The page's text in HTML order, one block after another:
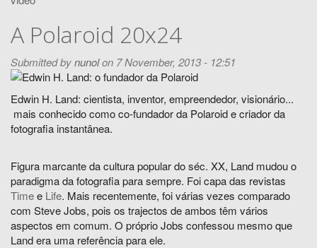
A Polaroid 20x24
Submitted bynunolon 7 November, 2013 - 12:51
Edwin H. Land: cientista, inventor, empreendedor, visionário...
mais conhecido como co-fundador da Polaroid e criador da
fotografia instantânea.
Figura marcante da cultura popular do séc. XX, Land mudou o
paradigma da fotografia para sempre. Foi capa das revistas
Timee Life. Mais recentemente, foi várias vezes comparado
com Steve Jobs, pois os trajectos de ambos têm vários
aspectos em comum. O próprio Jobs confessou mesmo que
Land era uma referência para ele.